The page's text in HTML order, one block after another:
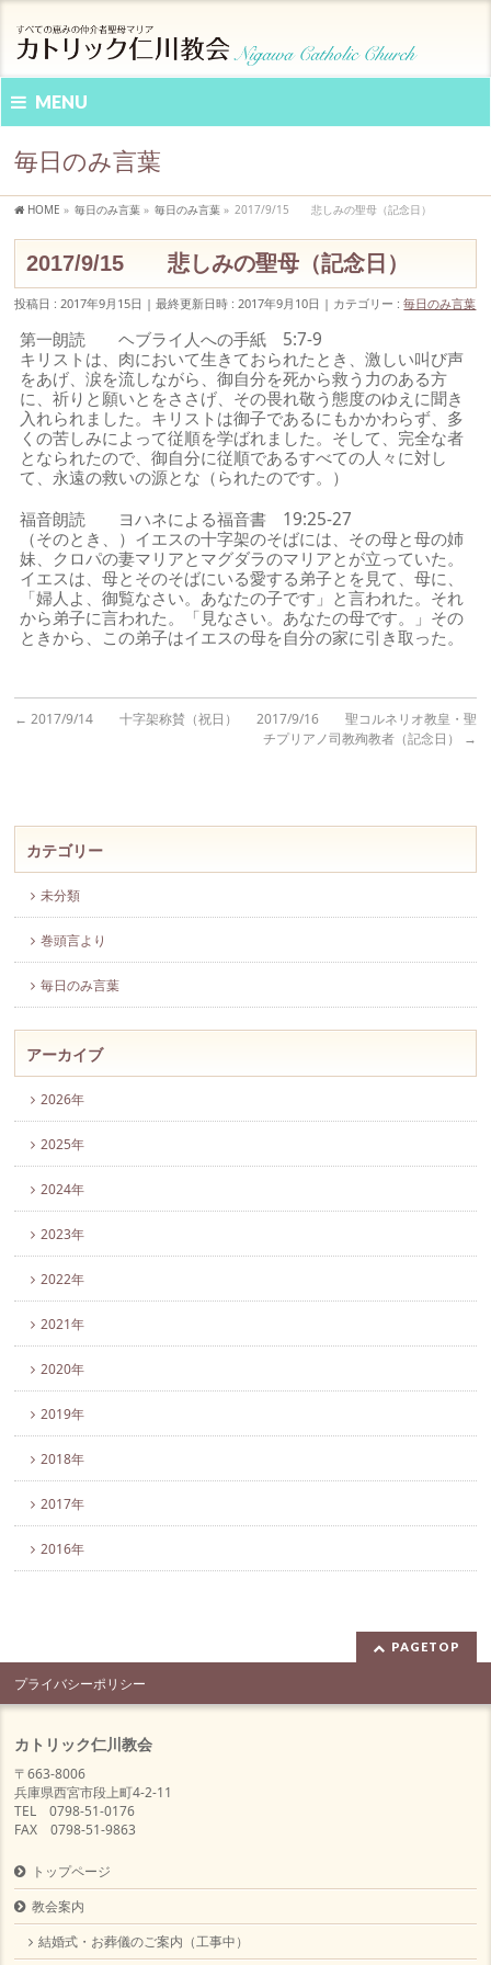
MENU
毎日のみ言葉
HOME » 毎日のみ言葉 » 毎日のみ言葉 » 2017/9/15 悲しみの聖母（記念日）
2017/9/15 悲しみの聖母（記念日）
投稿日 : 2017年9月15日 最終更新日時 : 2017年9月10日 カテゴリー :毎日のみ言葉
第一朗読 ヘブライ人への手紙 5:7-9
キリストは、肉において生きておられたとき、激しい叫び声
をあげ、涙を流しながら、御自分を死から救う力のある方
に、祈りと願いとをささげ、その畏れ敬う態度のゆえに聞き
入れられました。キリストは御子であるにもかかわらず、多
くの苦しみによって従順を学ばれました。そして、完全な者
となられたので、御自分に従順であるすべての人々に対し
て、永遠の救いの源とな（られたのです。）
福音朗読 ヨハネによる福音書 19:25-27
（そのとき、）イエスの十字架のそばには、その母と母の姉
妹、クロパの妻マリアとマグダラのマリアとが立っていた。
イエスは、母とそのそばにいる愛する弟子とを見て、母に、
「婦人よ、御覧なさい。あなたの子です」と言われた。それ
から弟子に言われた。「見なさい。あなたの母です。」その
ときから、この弟子はイエスの母を自分の家に引き取った。
← 2017/9/14 十字架称賛（祝日）
2017/9/16 聖コルネリオ教皇・聖
チプリアノ司教殉教者（記念日）
→
カテゴリー
未分類
巻頭言より
毎日のみ言葉
アーカイブ
2026年
2025年
2024年
2023年
2022年
2021年
2020年
2019年
2018年
2017年
2016年
PAGETOP
プライバシーポリシー
カトリック仁川教会
〒663-8006
兵庫県西宮市段上町4-2-11
TEL 0798-51-0176
FAX 0798-51-9863
トップページ
教会案内
結婚式・お葬儀のご案内（工事中）